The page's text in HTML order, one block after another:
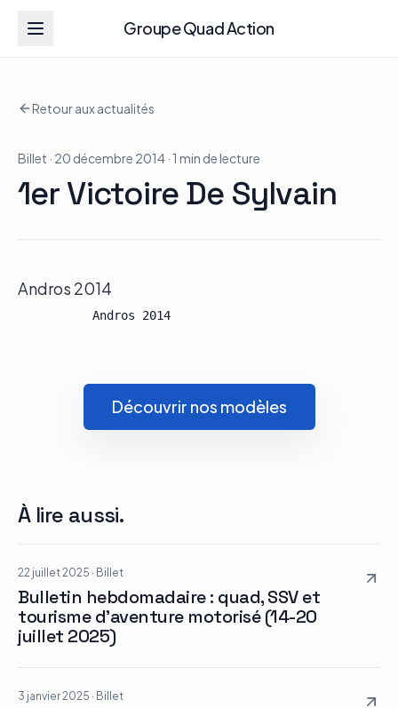
Groupe Quad Action
Groupe Quad Action
Accueil
RZR
Tous les modèles
Actualités
Retour aux actualités
Billet · 20 décembre 2014· 1 min de lecture
1er Victoire De Sylvain
Andros 2014
Découvrir nos modèles
À lire aussi.
22 juillet 2025 · Billet
Bulletin hebdomadaire : quad, SSV et
tourisme d’aventure motorisé (14-20
juillet 2025)
3 janvier 2025 · Billet